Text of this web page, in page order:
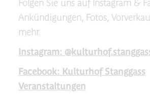
Folgen Sie uns auf Instagram &
Ankündigungen, Fotos,
mehr.
Instagram:
Facebook: Kulturhof Stanggass
Veranstaltungen